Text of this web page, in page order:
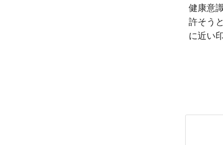
健康意
許そう
に近い